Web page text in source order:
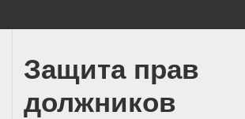
Защита прав
должников